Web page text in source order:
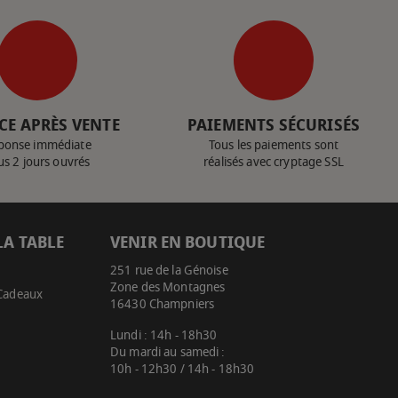
APRÈS VENTE
immédiate
2 jours ouvrés
PAIEMENTS SÉCURISÉS
Tous les paiements sont
réalisés avec cryptage SSL
TABLE VENIR EN BOUTIQUE
251 rue de la Génoise
Zone des Montagnes
16430 Champniers
Lundi : 14h - 18h30
Du mardi au samedi :
10h - 12h30 / 14h - 18h30